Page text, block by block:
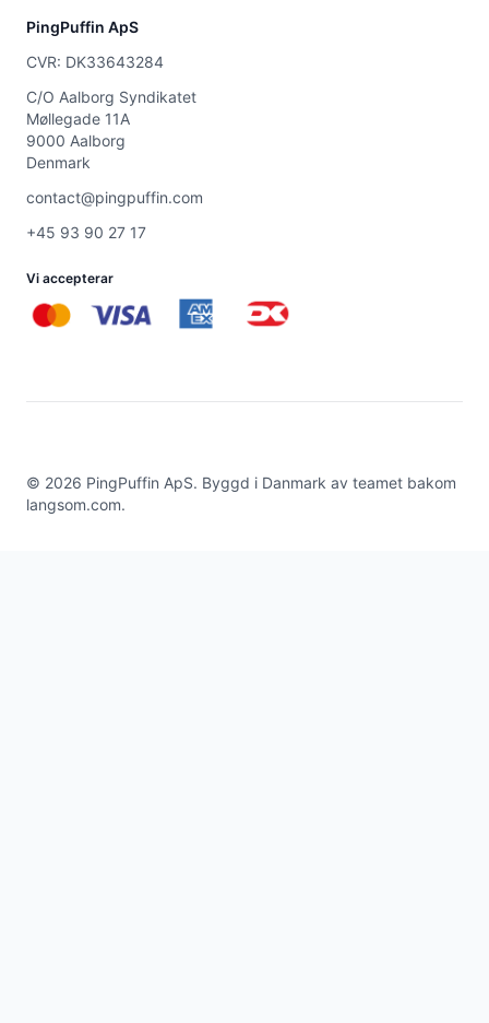
PingPuffin ApS
CVR: DK33643284
C/O Aalborg Syndikatet
Møllegade 11A
9000 Aalborg
Denmark
contact@pingpuffin.com
+45 93 90 27 17
Vi accepterar
© 2026 PingPuffin ApS. Byggd i Danmark av teamet bakom
langsom.com.